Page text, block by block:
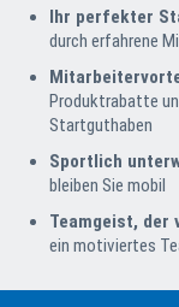
Ihr perfekter
durch erfahrene
Produktrabatte
Startguthaben
Sportlich
bleiben Sie mobil
Teamgeist, der
ein motiviertes